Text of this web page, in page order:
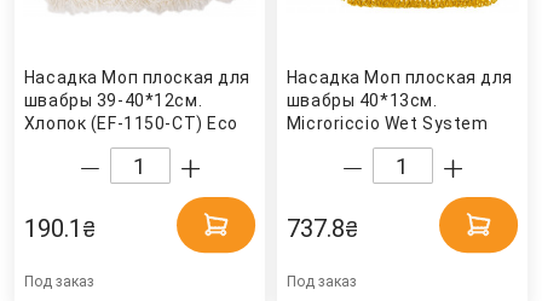
Насадка Моп плоская для
швабры 39-40*12см.
Хлопок (EF-1150-CT) Eco
190.1 ₴
Под заказ
Насадка Моп плоская для
швабры 40*13см.
Microriccio Wet System
микрофибра, желт. TTS
737.8₴
Под заказ